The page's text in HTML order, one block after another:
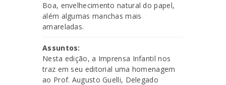
Boa, envelhecimento natural do papel,
além algumas manchas mais
amareladas.
Assuntos:
Nesta edição, a Imprensa Infantil nos
traz em seu editorial uma homenagem
ao Prof. Augusto Guelli, Delegado